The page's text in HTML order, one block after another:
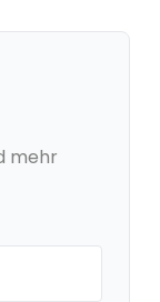
mehr